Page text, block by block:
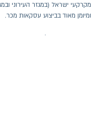
מקרקעי ישראל (במגזר העירוני
ומיומן מאוד בביצוע עסקאות מכר.
עורך דין חגי אראל עוסק בייצוג